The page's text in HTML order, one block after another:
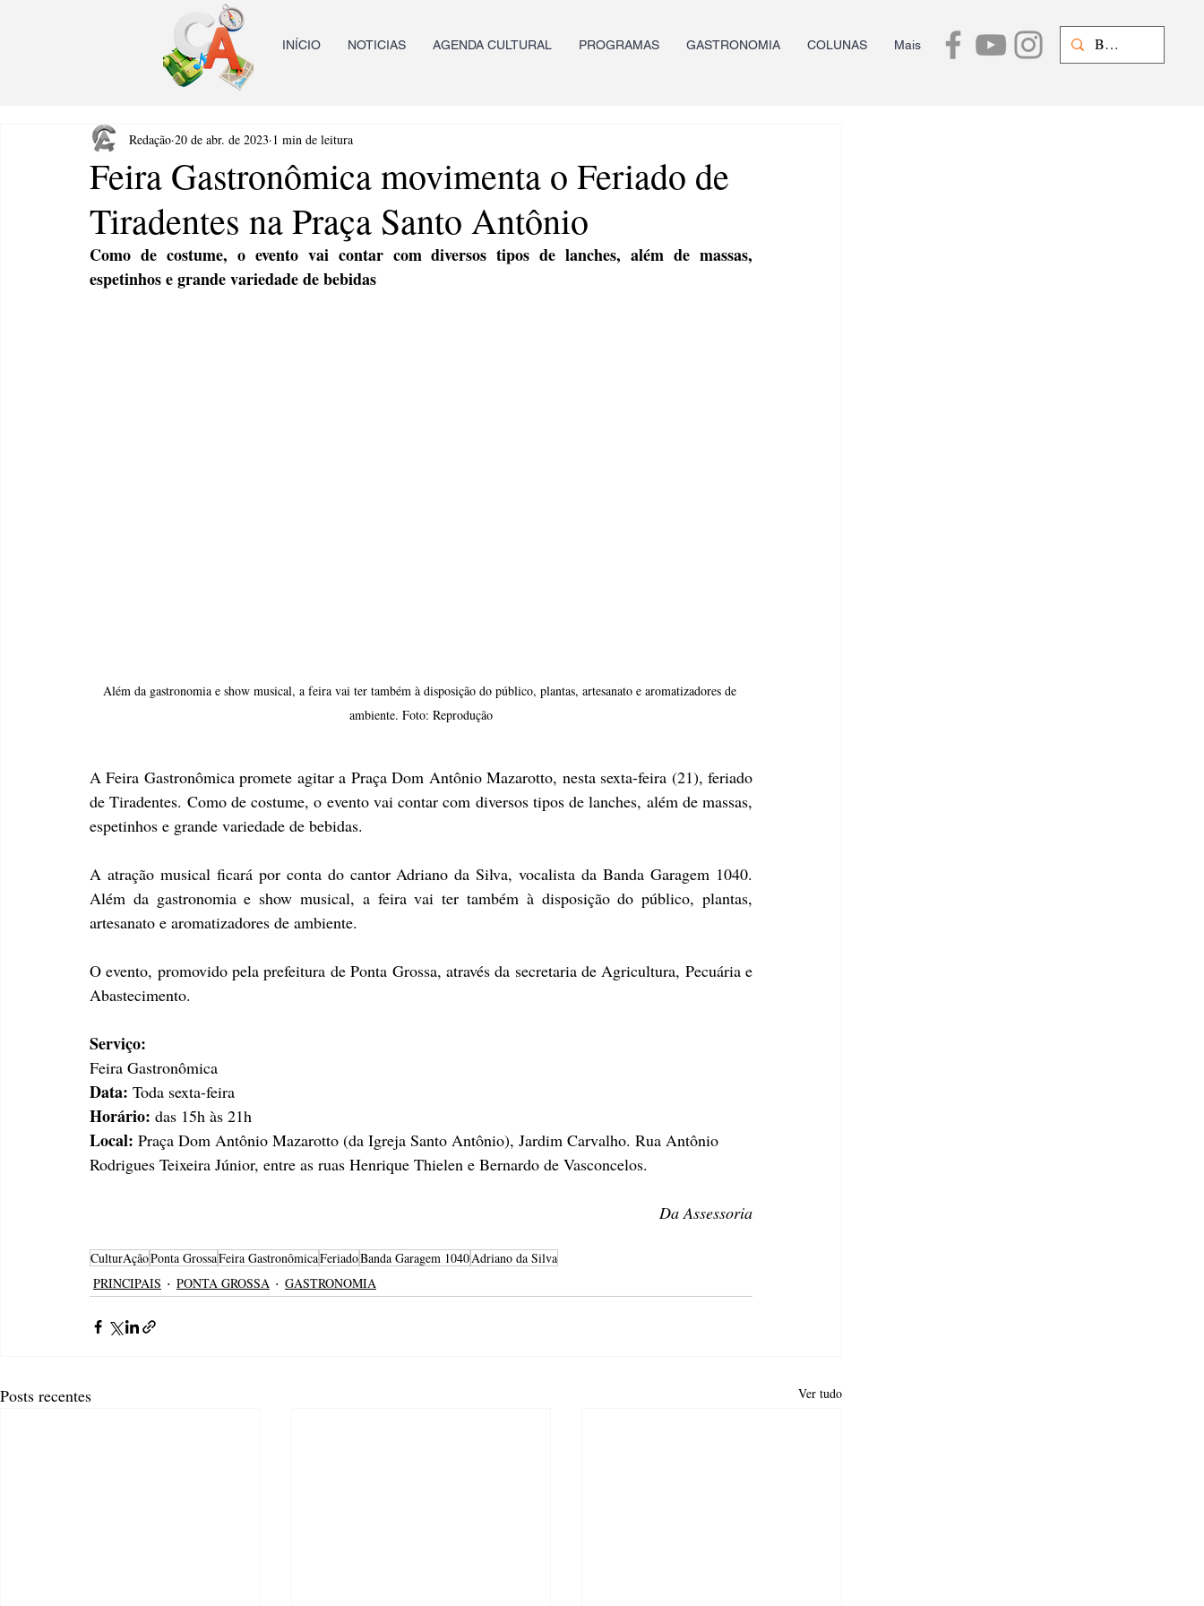
INÍCIO NOTICIAS AGENDA CULTURAL PROGRAMAS GASTRONOMIA COLUNAS Mais
Feira Gastronômica movimenta o Feriado de
Tiradentes na Praça Santo Antônio
Redação 20 de abr. de 2023 1 min de leitura
Como de costume, o evento vai contar com diversos tipos de lanches, além de massas,
espetinhos e grande variedade de bebidas
Além da gastronomia e show musical, a feira vai ter também à disposição do público, plantas, artesanato e aromatizadores de
ambiente. Foto: Reprodução
A Feira Gastronômica promete agitar a Praça Dom Antônio Mazarotto, nesta sexta-feira (21), feriado
de Tiradentes. Como de costume, o evento vai contar com diversos tipos de lanches, além de massas,
espetinhos e grande variedade de bebidas.
A atração musical ficará por conta do cantor Adriano da Silva, vocalista da Banda Garagem 1040.
Além da gastronomia e show musical, a feira vai ter também à disposição do público, plantas,
artesanato e aromatizadores de ambiente.
O evento, promovido pela prefeitura de Ponta Grossa, através da secretaria de Agricultura, Pecuária e
Abastecimento.
Serviço:
Feira Gastronômica
Data: Toda sexta-feira
Horário: das 15h às 21h
Local: Praça Dom Antônio Mazarotto (da Igreja Santo Antônio), Jardim Carvalho. Rua Antônio
Rodrigues Teixeira Júnior, entre as ruas Henrique Thielen e Bernardo de Vasconcelos.
Da Assessoria
CulturAçãoPonta GrossaFeira GastronômicaFeriadoBanda Garagem 1040Adriano da Silva
PRINCIPAIS
PONTA GROSSA GASTRONOMIA
Posts recentes Ver tudo